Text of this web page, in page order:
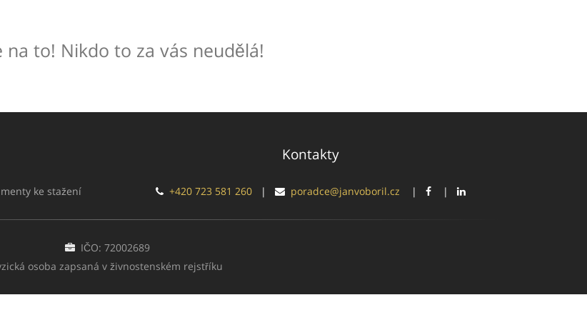
na to! Nikdo to za vás neudělá!
ke stažení
Kontakty
+420 723 581 260 | poradce@janvoboril.cz | |
IČO: 72002689
osoba zapsaná v živnostenském rejstříku